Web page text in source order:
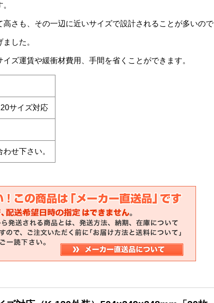
さも、その一辺に近いサイズで設計されることが多いので
した。
ズ運賃や緩衝材費用、手間を省くことができます。
サイズ対応
せ下さい。